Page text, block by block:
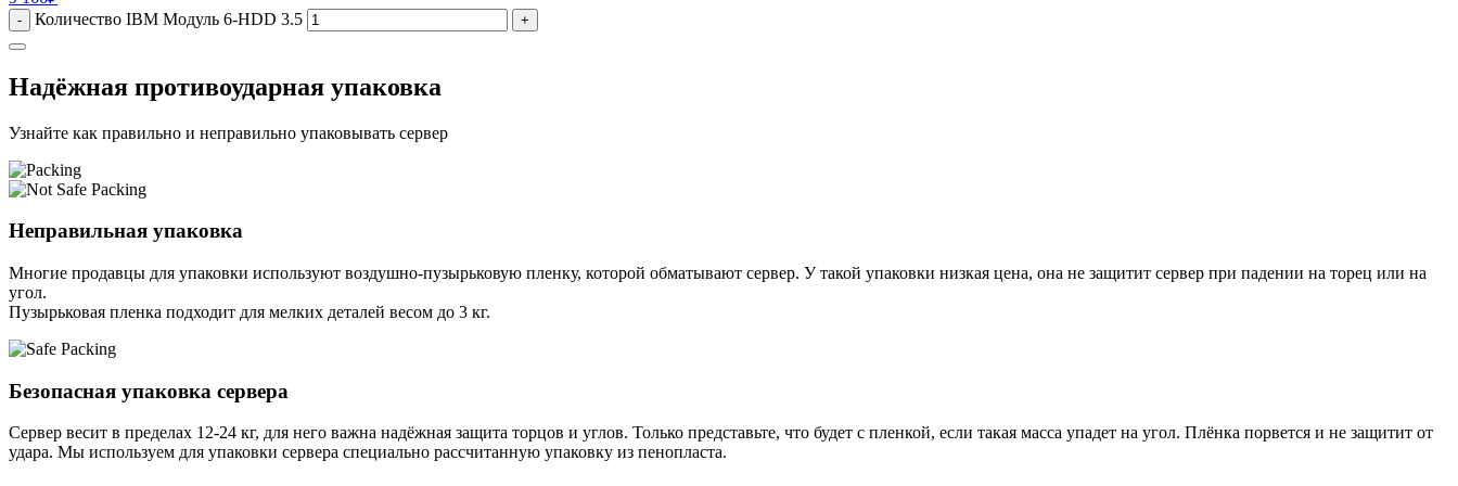
- Количество IBM Модуль 6-HDD 3.5 +
Надёжная противоударная упаковка
Узнайте как правильно и неправильно упаковывать сервер
Неправильная упаковка
Многие продавцы для упаковки используют воздушно-пузырьковую пленку, которой обматывают сервер. У такой упаковки низкая цена, она не защитит сервер при падении на торец или на
угол.
Пузырьковая пленка подходит для мелких деталей весом до 3 кг.
Безопасная упаковка сервера
Сервер весит в пределах 12-24 кг, для него важна надёжная защита торцов и углов. Только представьте, что будет с пленкой, если такая масса упадет на угол. Плёнка порвется и не защитит от
удара. Мы используем для упаковки сервера специально расcчитанную упаковку из пенопласта.